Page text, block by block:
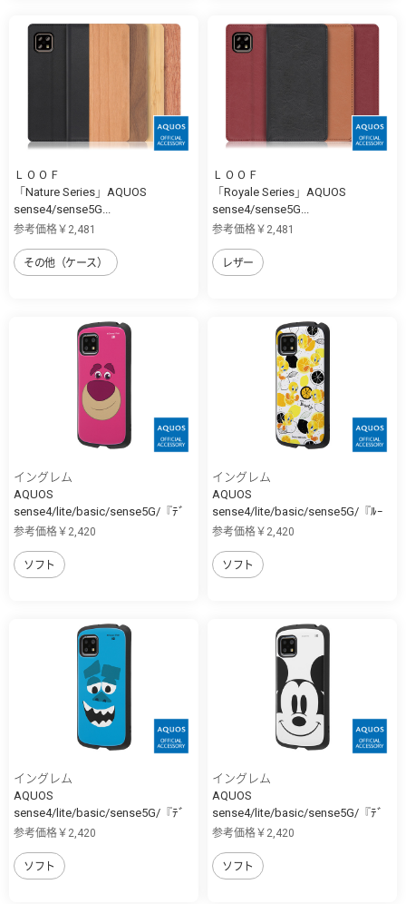
ＬＯＯＦ
「Nature Series」AQUOS
sense4/sense5G...
参考価格￥2,481
その他（ケース）
ＬＯＯＦ
「Royale Series」AQUOS
sense4/sense5G...
参考価格￥2,481
レザー
イングレム
AQUOS
sense4/lite/basic/sense5G/『ﾃﾞ
ｨ...
参考価格￥2,420
ソフト
イングレム
AQUOS
sense4/lite/basic/sense5G/『ﾙｰ
ﾆ...
参考価格￥2,420
ソフト
イングレム
AQUOS
sense4/lite/basic/sense5G/『ﾃﾞ
ｨ...
参考価格￥2,420
ソフト
イングレム
AQUOS
sense4/lite/basic/sense5G/『ﾃﾞ
ｨ...
参考価格￥2,420
ソフト